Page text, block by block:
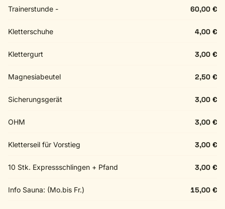
Trainerstunde - 60,00 €
Kletterschuhe 4,00 €
Klettergurt 3,00 €
Magnesiabeutel 2,50 €
Sicherungsgerät 3,00 €
OHM 3,00 €
Kletterseil für Vorstieg 3,00 €
10 Stk. Expressschlingen + Pfand 3,00 €
Info Sauna: (Mo.bis Fr.) 15,00 €